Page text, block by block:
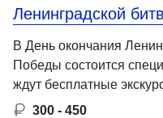
Ленинградской
В День окончания
Победы состоится
ждут бесплатные
300 - 450